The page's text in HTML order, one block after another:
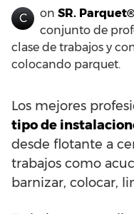
C on SR.
conjunto de
clase de trabajos y
colocando parquet.
Los mejores
tipo de
desde flotante a
trabajos como
barnizar, colocar,